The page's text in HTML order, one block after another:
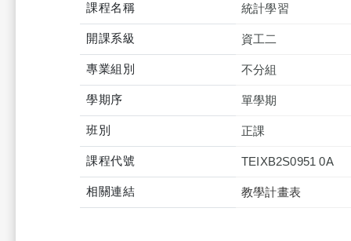
課程名稱 統計學習
開課系級 資工二
專業組別 不分組
學期序 單學期
班別 正課
課程代號 TEIXB2S0951 0A
相關連結 教學計畫表